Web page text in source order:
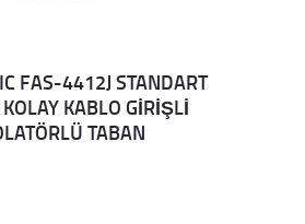
FAS-4412J STANDART
KABLO GİRİŞLİ
TABAN